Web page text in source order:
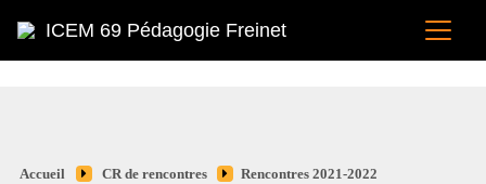
ICEM 69 Pédagogie Freinet
Accueil CR de rencontres Rencontres 2021-2022